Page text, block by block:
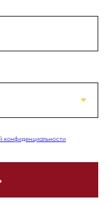
конфиденциальности